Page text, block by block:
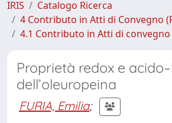
IRIS
Catalogo Ricerca
4 Contributo in Atti di Convegno
4.1 Contributo in Atti di convegno
Proprietà redox e
dell’oleuropeina
FURIA, Emilia;